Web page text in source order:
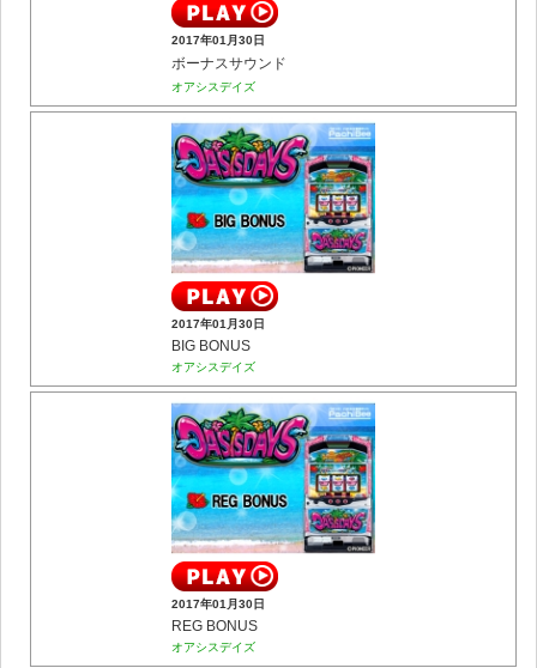
2017年01月30日
ボーナスサウンド
オアシスデイズ
2017年01月30日
BIG BONUS
オアシスデイズ
2017年01月30日
REG BONUS
オアシスデイズ